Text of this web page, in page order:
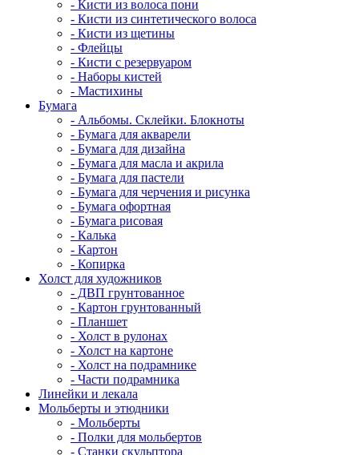
- Кисти из волоса пони
- Кисти из синтетического волоса
- Кисти из щетины
- Флейцы
- Кисти с резервуаром
- Наборы кистей
- Мастихины
Бумага
- Альбомы. Склейки. Блокноты
- Бумага для акварели
- Бумага для дизайна
- Бумага для масла и акрила
- Бумага для пастели
- Бумага для черчения и рисунка
- Бумага офортная
- Бумага рисовая
- Калька
- Картон
- Копирка
Холст для художников
- ДВП грунтованное
- Картон грунтованный
- Планшет
- Холст в рулонах
- Холст на картоне
- Холст на подрамнике
- Части подрамника
Линейки и лекала
Мольберты и этюдники
- Мольберты
- Полки для мольбертов
- Станки скульптора